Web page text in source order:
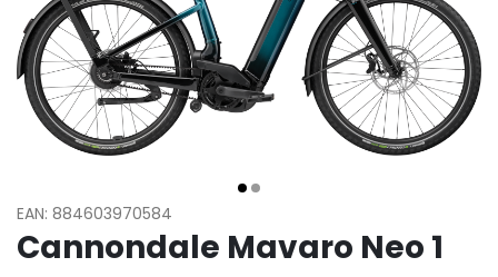
EAN: 884603970584
Cannondale Mavaro Neo 1